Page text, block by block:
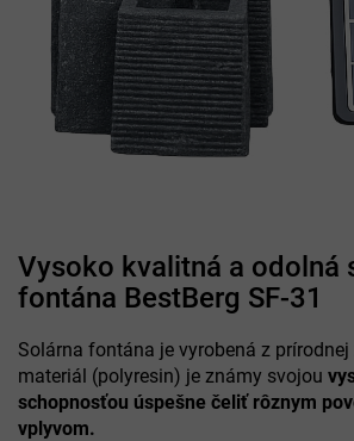
Vysoko kvalitná a odolná
fontána BestBerg SF-31
Solárna fontána je vyrobená z
materiál (polyresin) je známy svojou
schopnosťou úspešne čeliť rôznym
vplyvom.